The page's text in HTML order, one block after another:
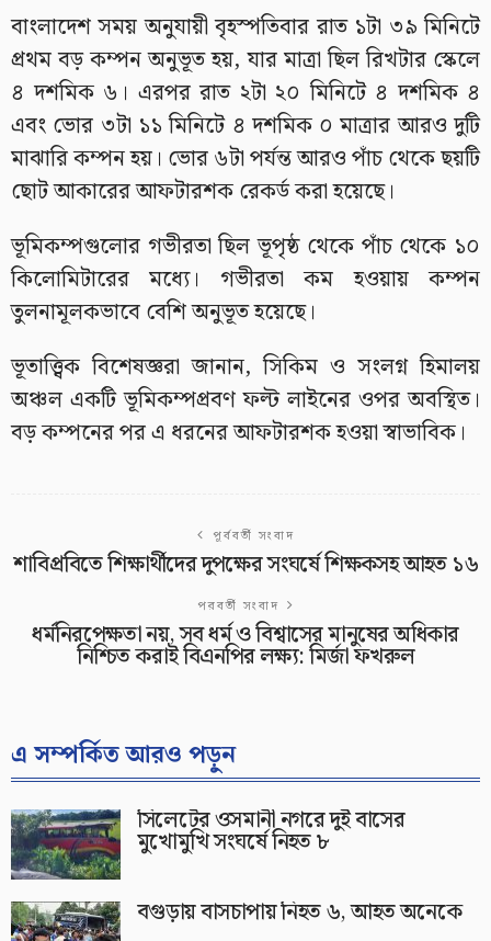
বাংলাদেশ সময় অনুযায়ী বৃহস্পতিবার রাত ১টা ৩৯ মিনিটে
প্রথম বড় কম্পন অনুভূত হয়, যার মাত্রা ছিল রিখটার স্কেলে
৪ দশমিক ৬। এরপর রাত ২টা ২০ মিনিটে ৪ দশমিক ৪
এবং ভোর ৩টা ১১ মিনিটে ৪ দশমিক ০ মাত্রার আরও দুটি
মাঝারি কম্পন হয়। ভোর ৬টা পর্যন্ত আরও পাঁচ থেকে ছয়টি
ছোট আকারের আফটারশক রেকর্ড করা হয়েছে।
ভূমিকম্পগুলোর গভীরতা ছিল ভূপৃষ্ঠ থেকে পাঁচ থেকে ১০
কিলোমিটারের মধ্যে। গভীরতা কম হওয়ায় কম্পন
তুলনামূলকভাবে বেশি অনুভূত হয়েছে।
ভূতাত্ত্বিক বিশেষজ্ঞরা জানান, সিকিম ও সংলগ্ন হিমালয়
অঞ্চল একটি ভূমিকম্পপ্রবণ ফল্ট লাইনের ওপর অবস্থিত।
বড় কম্পনের পর এ ধরনের আফটারশক হওয়া স্বাভাবিক।
পূর্ববর্তী সংবাদ
শাবিপ্রবিতে শিক্ষার্থীদের দুপক্ষের সংঘর্ষে শিক্ষকসহ আহত ১৬
পরবর্তী সংবাদ
ধর্মনিরপেক্ষতা নয়, সব ধর্ম ও বিশ্বাসের মানুষের অধিকার
নিশ্চিত করাই বিএনপির লক্ষ্য: মির্জা ফখরুল
এ সম্পর্কিত আরও পড়ুন
সিলেটের ওসমানী নগরে দুই বাসের
মুখোমুখি সংঘর্ষে নিহত ৮
বগুড়ায় বাসচাপায় নিহত ৬, আহত অনেকে